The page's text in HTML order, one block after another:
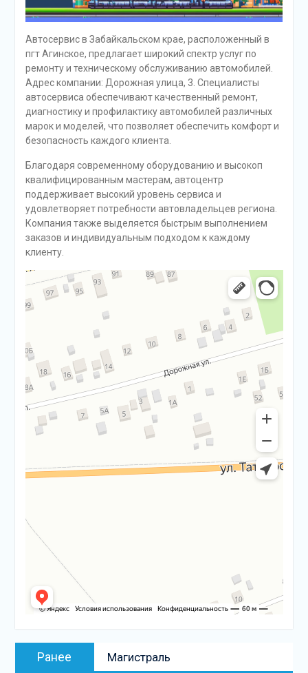
Автосервис в Забайкальском крае, расположенный в
пгт Агинское, предлагает широкий спектр услуг по
ремонту и техническому обслуживанию автомобилей.
Адрес компании: Дорожная улица, 3. Специалисты
автосервиса обеспечивают качественный ремонт,
диагностику и профилактику автомобилей различных
марок и моделей, что позволяет обеспечить комфорт и
безопасность каждого клиента.
Благодаря современному оборудованию и высокоп
квалифицированным мастерам, автоцентр
поддерживает высокий уровень сервиса и
удовлетворяет потребности автовладельцев региона.
Компания также выделяется быстрым выполнением
заказов и индивидуальным подходом к каждому
клиенту.
Навигация
Ранее
Предыдущая
запись:
Магистраль